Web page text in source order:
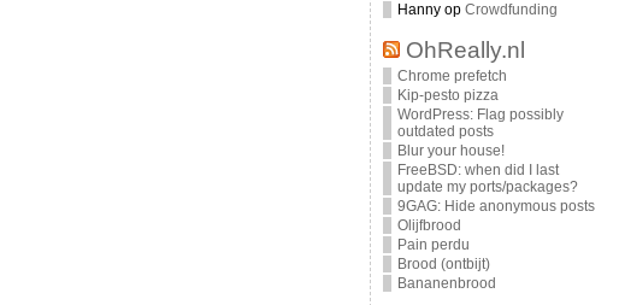
Hannyop Crowdfunding
OhReally.nl
Chrome prefetch
Kip-pesto pizza
WordPress: Flag possibly
outdated posts
Blur your house!
FreeBSD: when did I last
update my ports/packages?
9GAG: Hide anonymous posts
Olijfbrood
Pain perdu
Brood (ontbijt)
Bananenbrood